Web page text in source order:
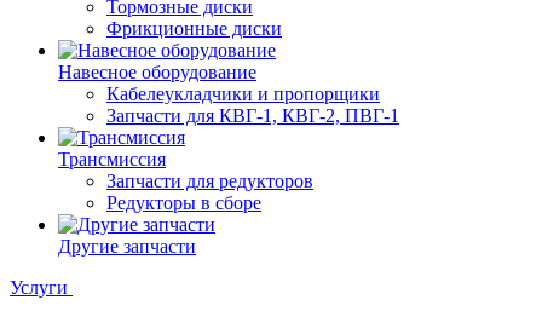
Тормозные диски
Фрикционные диски
Навесное оборудование
Кабелеукладчики и пропорщики
Запчасти для КВГ-1, КВГ-2, ПВГ-1
Трансмиссия
Запчасти для редукторов
Редукторы в сборе
Другие запчасти
Услуги